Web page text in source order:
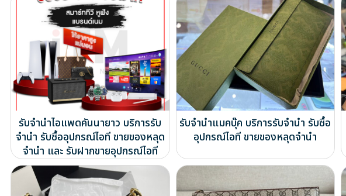
รับจำนำไอแพดคันนายาว บริการรับ
จำนำ รับซื้ออุปกรณ์ไอที ขายของหลุด
จำนำ และ รับฝากขายอุปกรณ์ไอที
รับจำนำแมคบุ๊ค บริการรับจำนำ รับซื้อ
อุปกรณ์ไอที ขายของหลุดจำนำ